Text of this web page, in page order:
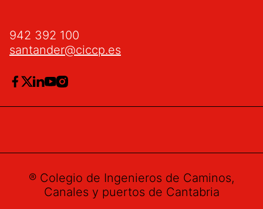
942 392 100
santander@ciccp.es
® Colegio de Ingenieros de Caminos,
Canales y puertos de Cantabria